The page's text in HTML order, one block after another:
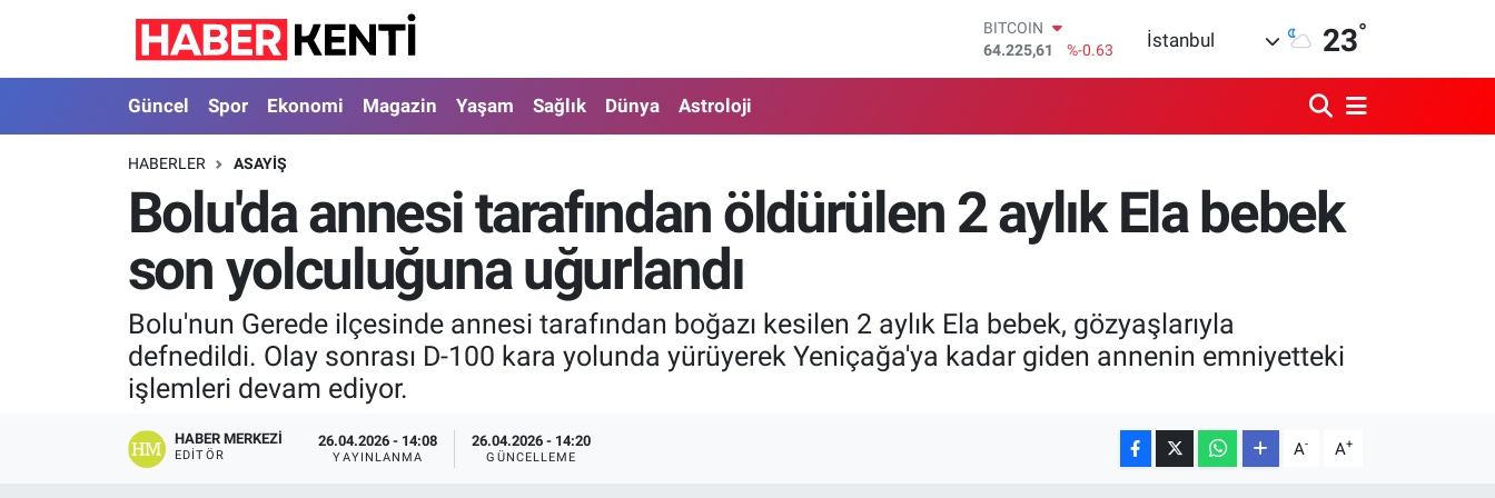
DOLAR
47,7143
%0.16
EURO
%0.45
BİST100
13.799
%70
İstanbul 23°
Güncel Spor Ekonomi Magazin Yaşam Sağlık Dünya Astroloji
HABERLER ASAYIŞ
Bolu'da annesi tarafından öldürülen 2 aylık Ela bebek
son yolculuğuna uğurlandı
Bolu'nun Gerede ilçesinde annesi tarafından boğazı kesilen 2 aylık Ela bebek, gözyaşlarıyla
defnedildi. Olay sonrası D-100 kara yolunda yürüyerek Yeniçağa'ya kadar giden annenin emniyetteki
işlemleri devam ediyor.
HABER MERKEZI
EDITÖR
26.04.2026 - 14:08
YAYINLANMA
26.04.2026 - 14:20
GÜNCELLEME A- A+
Güncel
Spor
Ekonomi
Magazin
Nöbetçi Eczaneler
Hava Durumu
İstanbul Namaz Vakitleri
Trafik Durumu
Süper Lig Puan Durumu ve Fikstür
Tüm Manşetler
Son Dakika Haberleri